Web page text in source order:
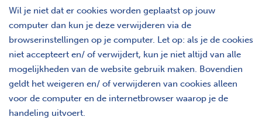
Wil je niet dat er cookies worden geplaatst op jouw
computer dan kun je deze verwijderen via de
browserinstellingen op je computer. Let op: als je de cookies
niet accepteert en/ of verwijdert, kun je niet altijd van alle
mogelijkheden van de website gebruik maken. Bovendien
geldt het weigeren en/ of verwijderen van cookies alleen
voor de computer en de internetbrowser waarop je de
handeling uitvoert.